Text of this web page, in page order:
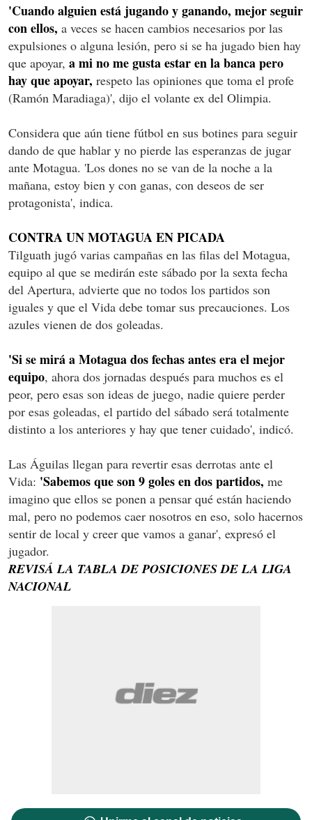
'Cuando alguien está jugando y ganando, mejor seguir
con ellos, a veces se hacen cambios necesarios por las
expulsiones o alguna lesión, pero si se ha jugado bien hay
que apoyar, a mi no me gusta estar en la banca pero
hay que apoyar, respeto las opiniones que toma el profe
(Ramón Maradiaga)', dijo el volante ex del Olimpia.
Considera que aún tiene fútbol en sus botines para seguir
dando de que hablar y no pierde las esperanzas de jugar
ante Motagua. 'Los dones no se van de la noche a la
mañana, estoy bien y con ganas, con deseos de ser
protagonista', indica.
CONTRA UN MOTAGUA EN PICADA
Tilguath jugó varias campañas en las filas del Motagua,
equipo al que se medirán este sábado por la sexta fecha
del Apertura, advierte que no todos los partidos son
iguales y que el Vida debe tomar sus precauciones. Los
azules vienen de dos goleadas.
'Si se mirá a Motagua dos fechas antes era el mejor
equipo, ahora dos jornadas después para muchos es el
peor, pero esas son ideas de juego, nadie quiere perder
por esas goleadas, el partido del sábado será totalmente
distinto a los anteriores y hay que tener cuidado', indicó.
Las Águilas llegan para revertir esas derrotas ante el
Vida: 'Sabemos que son 9 goles en dos partidos, me
imagino que ellos se ponen a pensar qué están haciendo
mal, pero no podemos caer nosotros en eso, solo hacernos
sentir de local y creer que vamos a ganar', expresó el
jugador.
REVISÁ LA TABLA DE POSICIONES DE LA LIGA
NACIONAL